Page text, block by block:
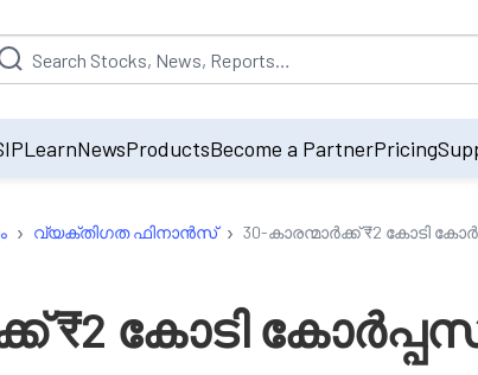
will be populated by default on accessing the
LearnNewsProductsBecome a PartnerPricing
› വ്യക്തിഗത ഫിനാൻസ് › 30-കാരന്മാർക്ക് ₹2 കോടി
₹2 കോടി